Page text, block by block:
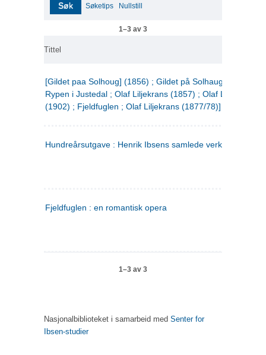
Søk Søketips Nullstill
1–3 av 3
Tittel
[Gildet paa Solhoug] (1856) ; Gildet på Solhaug (1883) ;
Rypen i Justedal ; Olaf Liljekrans (1857) ; Olaf Liljekrans
(1902) ; Fjeldfuglen ; Olaf Liljekrans (1877/78)]
Hundreårsutgave : Henrik Ibsens samlede verker. 3
Fjeldfuglen : en romantisk opera
1–3 av 3
Nasjonalbiblioteket i samarbeid med Senter for
Ibsen-studier